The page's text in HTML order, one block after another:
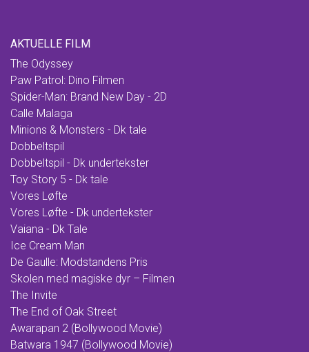
AKTUELLE FILM
The Odyssey
Paw Patrol: Dino Filmen
Spider-Man: Brand New Day - 2D
Calle Malaga
Minions & Monsters - Dk tale
Dobbeltspil
Dobbeltspil - Dk undertekster
Toy Story 5 - Dk tale
Vores Løfte
Vores Løfte - Dk undertekster
Vaiana - Dk Tale
Ice Cream Man
De Gaulle: Modstandens Pris
Skolen med magiske dyr – Filmen
The Invite
The End of Oak Street
Awarapan 2 (Bollywood Movie)
Batwara 1947 (Bollywood Movie)